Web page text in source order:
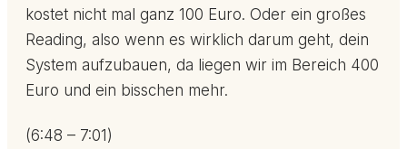
kostet nicht mal ganz 100 Euro. Oder ein großes
Reading, also wenn es wirklich darum geht, dein
System aufzubauen, da liegen wir im Bereich 400
Euro und ein bisschen mehr.
(6:48 – 7:01)